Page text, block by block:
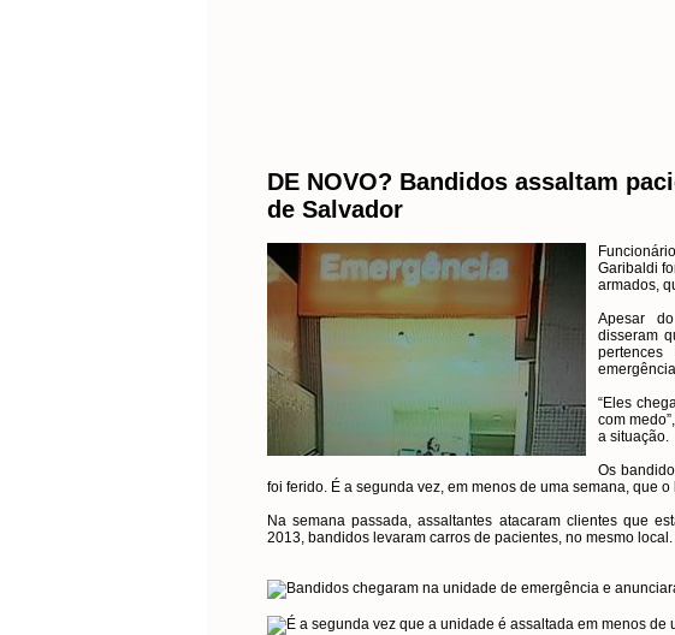
DE NOVO? Bandidos assaltam
de Salvador
Garibaldi
armados,
Apesar
disseram
“Eles
com
a situação.
Os
foi ferido. É a segunda vez, em menos de uma semana, que
Na semana passada, assaltantes atacaram clientes que
2013, bandidos levaram carros de pacientes, no mesmo